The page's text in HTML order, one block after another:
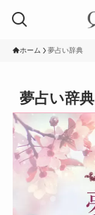
ホーム 夢占い辞典
夢占い辞典